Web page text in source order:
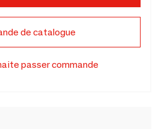
de catalogue
passer commande